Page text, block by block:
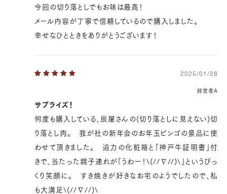
今回の切り落としでもお味は最高！
メール内容が丁寧で信頼しているので購入しました。
幸せなひとときをありがとうございます！
2025/01/28
経営者A
サプライズ！
何度も購入している、辰屋さんの(切り落としに見えない)切
り落とし肉。 我が社の新年会のお年玉ビンゴの景品に使
わせて頂きました。 迫力の化粧箱と「神戸牛証明書」付
きで、当たった親子連れが「うわー！\(//∇//)\」というびっ
くり笑顔に。 すき焼きが好きなお宅のようでしたので、私
も大満足\(//∇//)\